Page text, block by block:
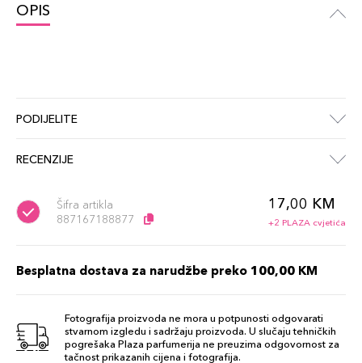
OPIS
PODIJELITE
RECENZIJE
Šifra artikla
887167188877
17,00 KM
+2 PLAZA cvjetića
Besplatna dostava za narudžbe preko 100,00 KM
Fotografija proizvoda ne mora u potpunosti odgovarati
stvarnom izgledu i sadržaju proizvoda. U slučaju tehničkih
pogrešaka Plaza parfumerija ne preuzima odgovornost za
tačnost prikazanih cijena i fotografija.